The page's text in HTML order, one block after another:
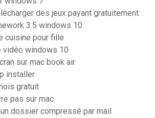
des jeux payant gratuitement
3.5 windows 10
cuisine pour fille
vidéo windows 10
sur mac book air
installer
gratuit
pas sur mac
dossier compressé par mail